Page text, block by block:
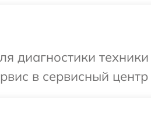
диагностики
в сервисный